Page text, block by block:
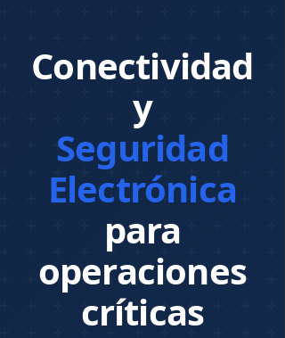
Conectividad
y
Seguridad
Electrónica
para
operaciones
críticas